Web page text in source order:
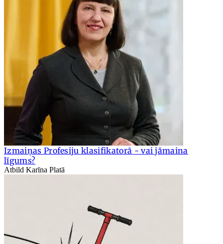
Izmaiņas Profesiju klasifikatorā - vai jāmaina
līgums?
Atbild Karīna Platā